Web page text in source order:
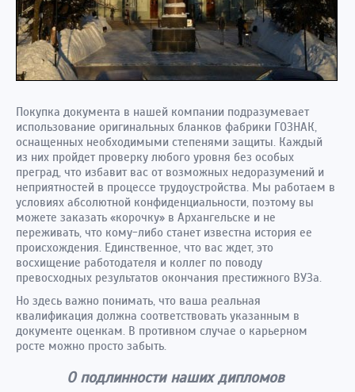
Покупка документа в нашей компании подразумевает
использование оригинальных бланков фабрики ГОЗНАК,
оснащенных необходимыми степенями защиты. Каждый
из них пройдет проверку любого уровня без особых
преград, что избавит вас от возможных недоразумений и
неприятностей в процессе трудоустройства. Мы работаем в
условиях абсолютной конфиденциальности, поэтому вы
можете заказать «корочку» в Архангельске и не
переживать, что кому-либо станет известна история ее
происхождения. Единственное, что вас ждет, это
восхищение работодателя и коллег по поводу
превосходных результатов окончания престижного ВУЗа.
Но здесь важно понимать, что ваша реальная
квалификация должна соответствовать указанным в
документе оценкам. В противном случае о карьерном
росте можно просто забыть.
О подлинности наших дипломов